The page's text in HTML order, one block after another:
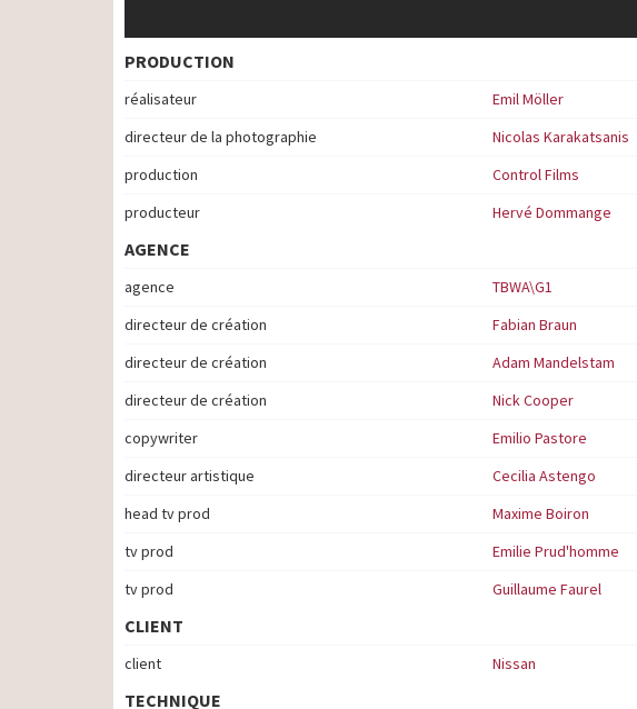
PRODUCTION
réalisateur
Emil Möller
directeur de la photographie
Nicolas Karakatsanis
production
Control Films
producteur
Hervé Dommange
AGENCE
agence
TBWA\G1
directeur de création
Fabian Braun
directeur de création
Adam Mandelstam
directeur de création
Nick Cooper
copywriter
Emilio Pastore
directeur artistique
Cecilia Astengo
head tv prod
Maxime Boiron
tv prod
Emilie Prud'homme
tv prod
Guillaume Faurel
CLIENT
client Nissan
TECHNIQUE